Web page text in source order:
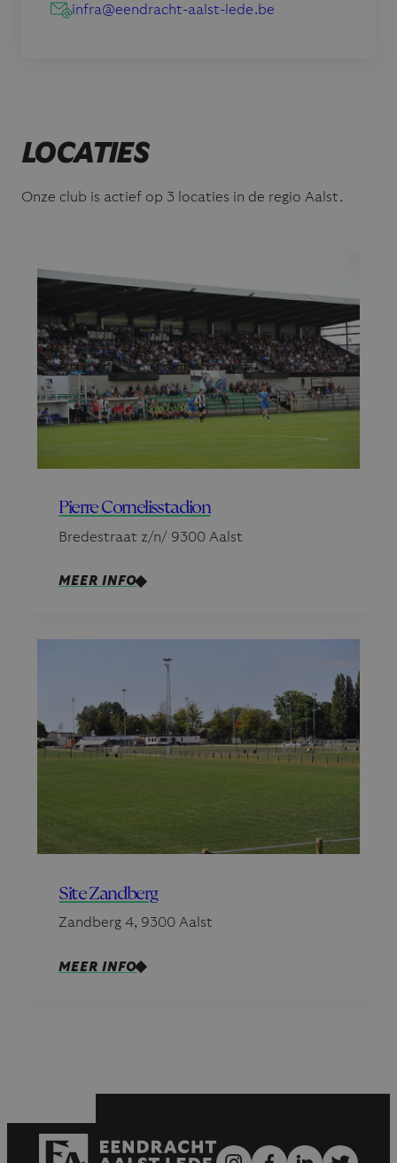
infra@eendracht-aalst-lede.be
LOCATIES
Onze club is actief op 3 locaties in de regio Aalst.
Pierre Cornelisstadion
Bredestraat z/n/ 9300 Aalst
MEER INFO
Site Zandberg
Zandberg 4, 9300 Aalst
MEER INFO